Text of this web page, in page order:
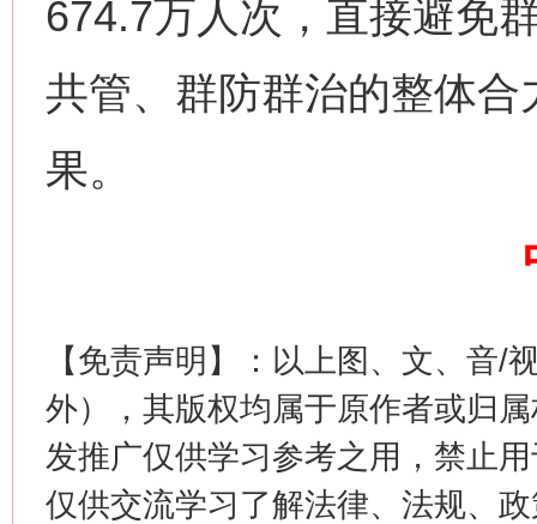
674.7万人次，直接避免
共管、群防群治的整体
果。
【免责声明】：以上图、文、音/
外），其版权均属于原作者或归
发推广仅供学习参考之用，禁止
仅供交流学习了解法律、法规、